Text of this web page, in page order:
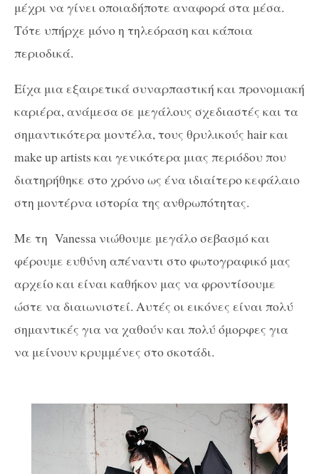
μέχρι να γίνει οποιαδήποτε αναφορά στα μέσα.
Τότε υπήρχε μόνο η τηλεόραση και κάποια
περιοδικά.
Είχα μια εξαιρετικά συναρπαστική και προνομιακή
καριέρα, ανάμεσα σε μεγάλους σχεδιαστές και τα
σημαντικότερα μοντέλα, τους θρυλικούς hair και
make up artists και γενικότερα μιας περιόδου που
διατηρήθηκε στο χρόνο ως ένα ιδιαίτερο κεφάλαιο
στη μοντέρνα ιστορία της ανθρωπότητας.
Με τη Vanessa νιώθουμε μεγάλο σεβασμό και
φέρουμε ευθύνη απέναντι στο φωτογραφικό μας
αρχείο και είναι καθήκον μας να φροντίσουμε
ώστε να διαιωνιστεί. Αυτές οι εικόνες είναι πολύ
σημαντικές για να χαθούν και πολύ όμορφες για
να μείνουν κρυμμένες στο σκοτάδι.